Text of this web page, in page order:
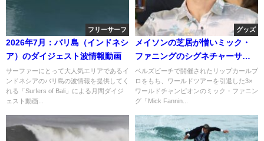
フリーサーフ
2026年7月：バリ島（インドネシ
ア）のダイジェスト波情報動画
サーファーにとって大人気エリアであるイ
ンドネシアのバリ島の波情報を提供してく
れる「Surfers of Bali」による月間ダイジ
ェスト動画...
グッズ
メイソンの芝居が憎いミック・
ファニングのシグネチャーサン
ダル「Fanning Low」
ベルズビーチで開催されたリップカールプ
ロをもち、ワールドツアーを引退した3×
ワールドチャンピオンのミック・ファニン
グ「Mick Fannin...